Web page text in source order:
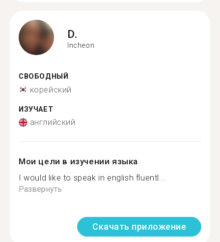
D.
Incheon
СВОБОДНЫЙ
корейский
ИЗУЧАЕТ
английский
Мои цели в изучении языка
I would like to speak in english fluentl...
Развернуть
Скачать приложение